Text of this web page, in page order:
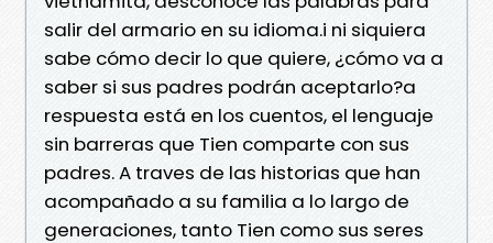
salir del armario en su idioma.i ni siquiera
sabe cómo decir lo que quiere, ¿cómo va a
saber si sus padres podrán aceptarlo?a
respuesta está en los cuentos, el lenguaje
sin barreras que Tien comparte con sus
padres. A traves de las historias que han
acompañado a su familia a lo largo de
generaciones, tanto Tien como sus seres